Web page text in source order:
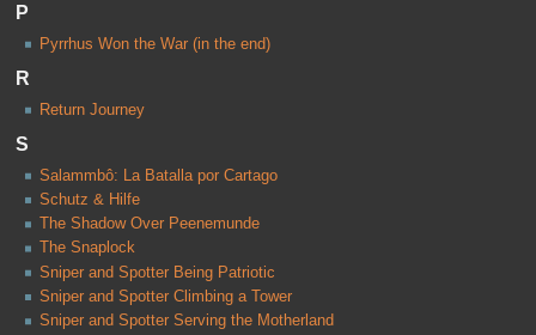
P
Pyrrhus Won the War (in the end)
R
Return Journey
S
Salammbô: La Batalla por Cartago
Schutz & Hilfe
The Shadow Over Peenemunde
The Snaplock
Sniper and Spotter Being Patriotic
Sniper and Spotter Climbing a Tower
Sniper and Spotter Serving the Motherland